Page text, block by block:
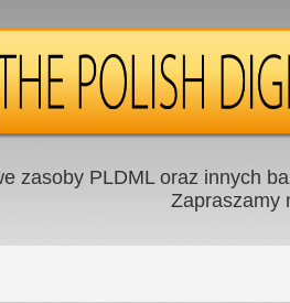
zasoby PLDML oraz innych
Zapraszamy